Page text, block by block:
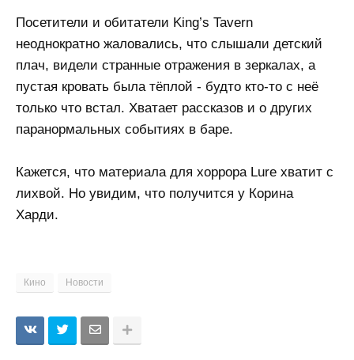
Посетители и обитатели King’s Tavern
неоднократно жаловались, что слышали детский
плач, видели странные отражения в зеркалах, а
пустая кровать была тёплой - будто кто-то с неё
только что встал. Хватает рассказов и о других
паранормальных событиях в баре.
Кажется, что материала для хоррора Lure хватит с
лихвой. Но увидим, что получится у Корина
Харди.
Кино Новости